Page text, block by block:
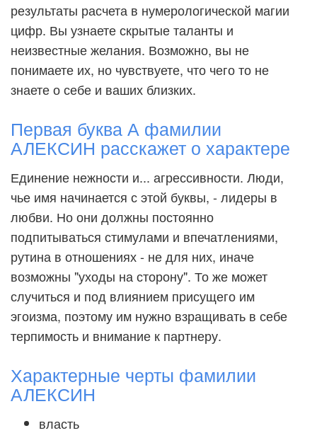
результаты расчета в нумерологической магии
цифр. Вы узнаете скрытые таланты и
неизвестные желания. Возможно, вы не
понимаете их, но чувствуете, что чего то не
знаете о себе и ваших близких.
Первая буква А фамилии
АЛЕКСИН расскажет о характере
Единение нежности и... агрессивности. Люди,
чье имя начинается с этой буквы, - лидеры в
любви. Но они должны постоянно
подпитываться стимулами и впечатлениями,
рутина в отношениях - не для них, иначе
возможны "уходы на сторону". То же может
случиться и под влиянием присущего им
эгоизма, поэтому им нужно взращивать в себе
терпимость и внимание к партнеру.
Характерные черты фамилии
АЛЕКСИН
власть